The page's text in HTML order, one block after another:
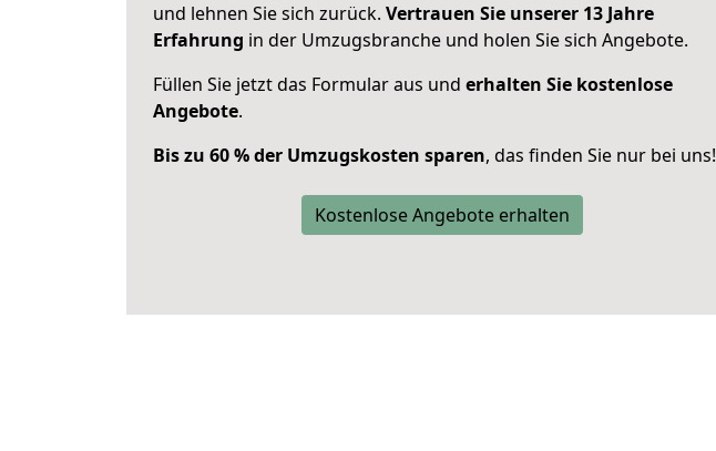
und lehnen Sie sich zurück. Vertrauen Sie unserer 13 Jahre
Erfahrung in der Umzugsbranche und holen Sie sich Angebote.
Füllen Sie jetzt das Formular aus und erhalten Sie kostenlose
Angebote.
Bis zu 60 % der Umzugskosten sparen, das finden Sie nur bei uns!
Kostenlose Angebote erhalten